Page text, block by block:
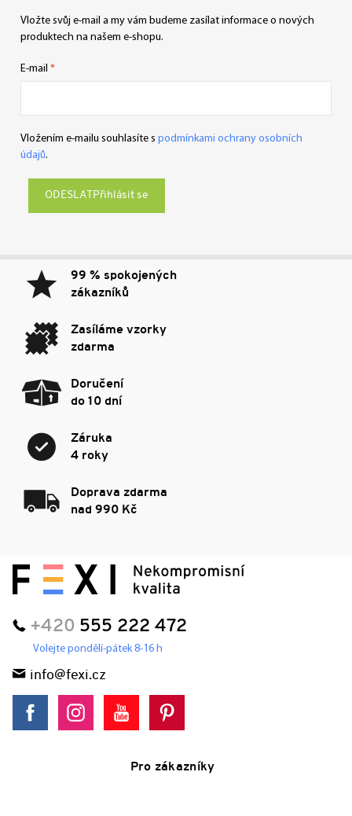
Vložte svůj e-mail a my vám budeme zasílat informace o nových
produktech na našem e-shopu.
E-mail
Vložením e-mailu souhlasíte s podmínkami ochrany osobních
údajů.
Přihlásit se
99 % spokojených
zákazníků
Zasíláme vzorky
zdarma
Doručení
do 10 dní
Záruka
4 roky
Doprava zdarma
nad 990 Kč
+420 555 222 472
Volejte pondělí-pátek 8-16 h
info@fexi.cz
Pro zákazníky